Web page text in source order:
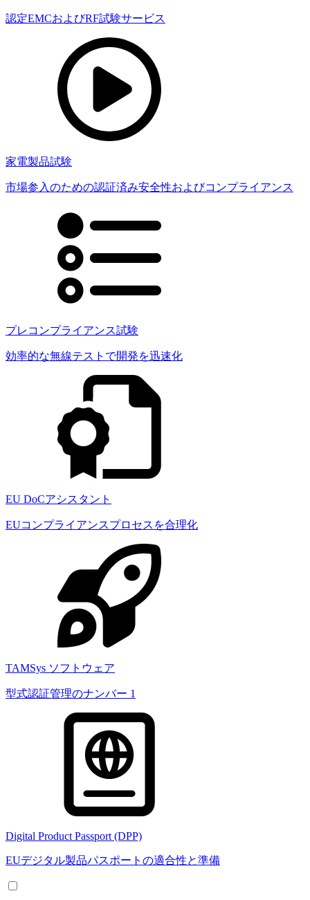
認定EMCおよびRF試験サービス
家電製品試験
市場参入のための認証済み安全性およびコンプライアンス
プレコンプライアンス試験
効率的な無線テストで開発を迅速化
EU DoCアシスタント
EUコンプライアンスプロセスを合理化
TAMSys ソフトウェア
型式認証管理のナンバー 1
Digital Product Passport (DPP)
EUデジタル製品パスポートの適合性と準備